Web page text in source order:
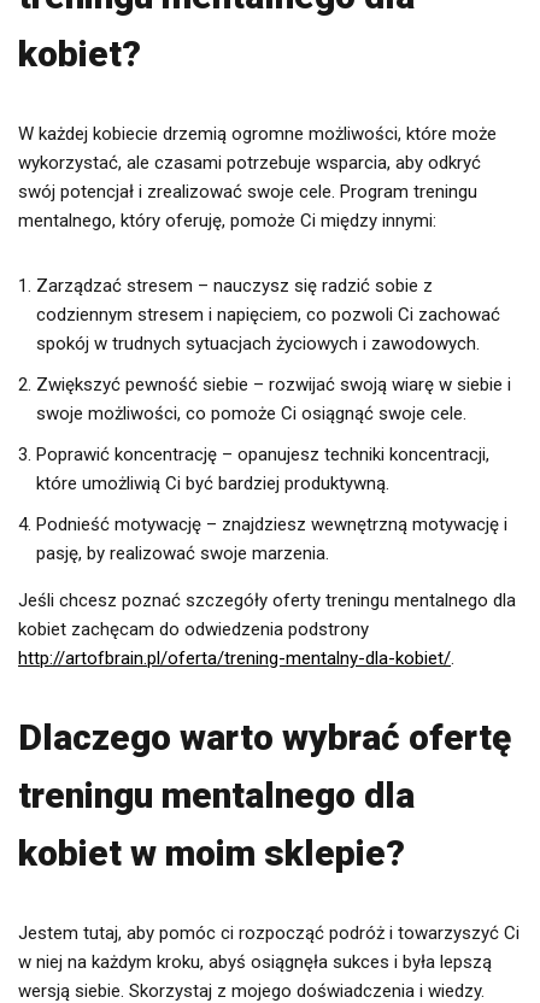
kobiet?
W każdej kobiecie drzemią ogromne możliwości, które może
wykorzystać, ale czasami potrzebuje wsparcia, aby odkryć
swój potencjał i zrealizować swoje cele. Program treningu
mentalnego, który oferuję, pomoże Ci między innymi:
Zarządzać stresem – nauczysz się radzić sobie z
codziennym stresem i napięciem, co pozwoli Ci zachować
spokój w trudnych sytuacjach życiowych i zawodowych.
Zwiększyć pewność siebie – rozwijać swoją wiarę w siebie i
swoje możliwości, co pomoże Ci osiągnąć swoje cele.
Poprawić koncentrację – opanujesz techniki koncentracji,
które umożliwią Ci być bardziej produktywną.
Podnieść motywację – znajdziesz wewnętrzną motywację i
pasję, by realizować swoje marzenia.
Jeśli chcesz poznać szczegóły oferty treningu mentalnego dla
kobiet zachęcam do odwiedzenia podstrony
http://artofbrain.pl/oferta/trening-mentalny-dla-kobiet/.
Dlaczego warto wybrać ofertę
treningu mentalnego dla
kobiet w moim sklepie?
Jestem tutaj, aby pomóc ci rozpocząć podróż i towarzyszyć Ci
w niej na każdym kroku, abyś osiągnęła sukces i była lepszą
wersją siebie. Skorzystaj z mojego doświadczenia i wiedzy.